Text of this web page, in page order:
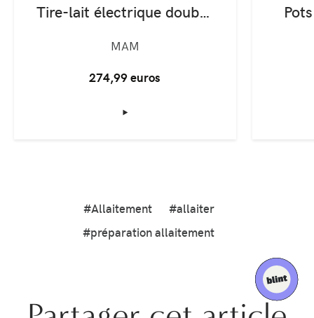
Tire-lait électrique double pompage
MAM
274,99 euros
‣
#Allaitement
#allaiter
#préparation allaitement